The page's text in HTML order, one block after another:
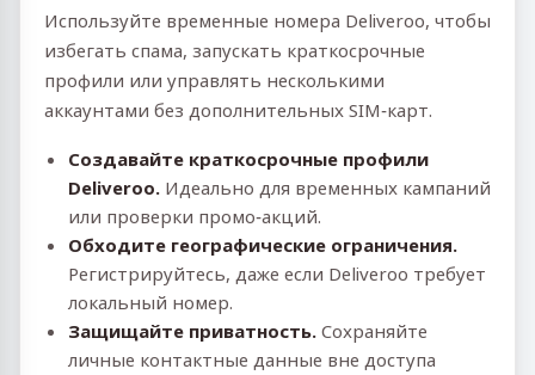
Используйте временные номера Deliveroo, чтобы
избегать спама, запускать краткосрочные
профили или управлять несколькими
аккаунтами без дополнительных SIM‑карт.
Создавайте краткосрочные профили
Deliveroo. Идеально для временных кампаний
или проверки промо‑акций.
Обходите географические ограничения.
Регистрируйтесь, даже если Deliveroo требует
локальный номер.
Защищайте приватность. Сохраняйте
личные контактные данные вне доступа